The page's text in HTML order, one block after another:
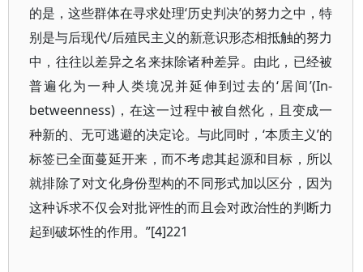
的是，这些群体在寻求处理‘历史判决’的努力之中，特
别是与后现代/后殖民主义的新意识形态相抵触的努力
中，往往以差异之名来抹除诸种差异。由此，已经被
普遍化为一种人类境况并延伸到过去的‘居间’(In-
betweenness)，在这一过程中被自然化，且变成一
种新的、无可逃避的决定论。与此同时，‘本质主义’的
标签已全面蔓延开来，而不考虑其起源和目标，所以
就排除了对文化身份型构的不同形式加以区分，因为
这种诉求不仅会对批评性的而且会对政治性的判断力
起到破坏性的作用。”[4]221